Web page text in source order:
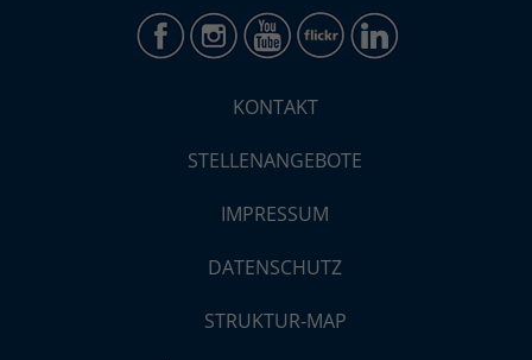
KONTAKT
STELLENANGEBOTE
IMPRESSUM
DATENSCHUTZ
STRUKTUR-MAP